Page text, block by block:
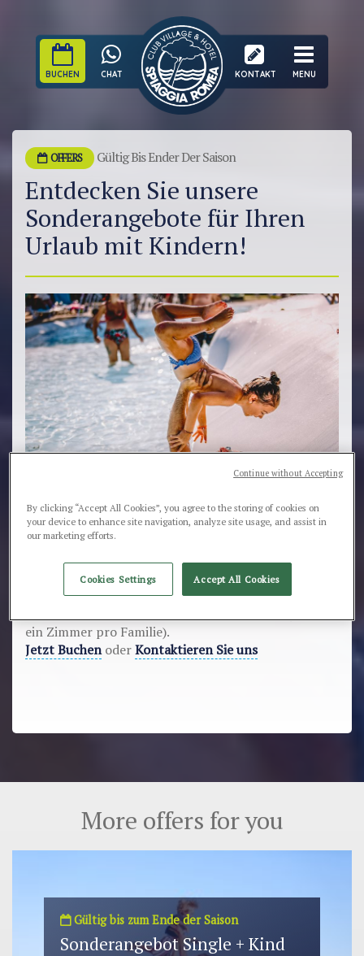
BUCHEN CHAT KONTAKT MENU
OFFERS Gültig Bis Ender Der Saison
Entdecken Sie unsere
Sonderangebote für Ihren
Urlaub mit Kindern!
30% Ermässigung für das Kind (2-11 Jahre), das in
Urlaub mit nur einem Elternteil ist
30% Ermässigung für das Kind (2-11 Jahre ), das in
ein Zimmer pro Familie).
Jetzt BuchenoderKontaktieren Sie uns
More offers for you
Gültig bis zum Ende der Saison
Sonderangebot Single + Kind
By clicking “Accept All Cookies”, you agree to the storing of cookies on
your device to enhance site navigation, analyze site usage, and assist in
our marketing efforts.
Cookies Settings Accept All Cookies
Continue without Accepting